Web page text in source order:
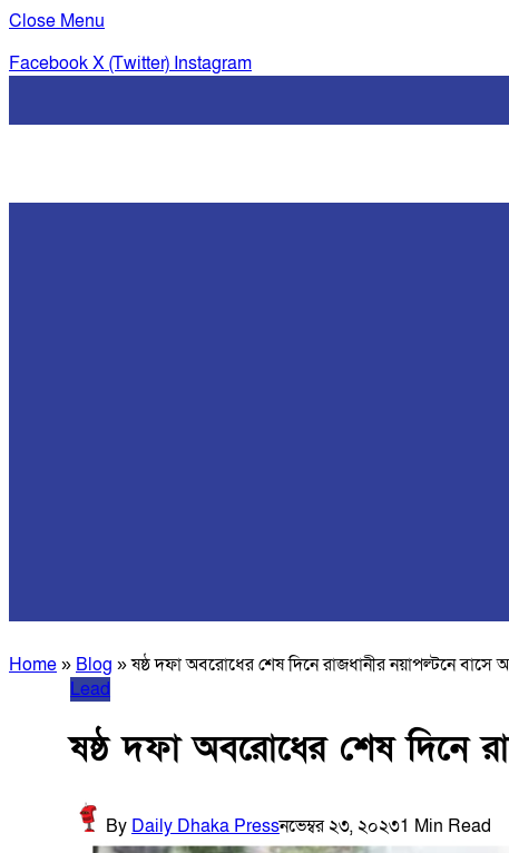
Close Menu
FacebookX (Twitter) Instagram
Home» Blog »ষষ্ঠ দফা অবরোধের শেষ দিনে রাজধানীর নয়াপল্টনে বাসে
Lead
ষষ্ঠ দফা অবরোধের শেষ দিনে
By Daily Dhaka Pressনভেম্বর ২৩, ২০২৩1 Min Read